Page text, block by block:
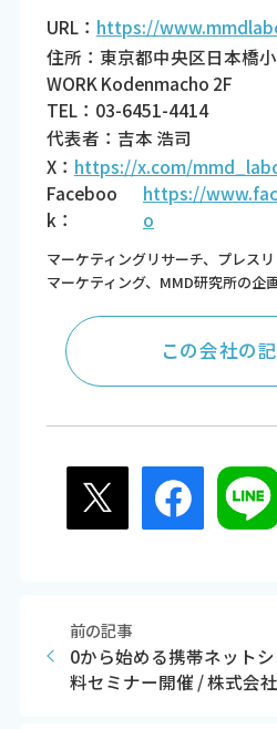
URL： https://
住所：東京都中央区日本橋
WORK Kodenmacho 2F
TEL：03-6451-4414
代表者：吉本 浩司
X： https://x.com/
Faceboo
k：
https://
o
マーケティングリサーチ、プレス
マーケティング、MMD研究所の企
この会社の
前の記事
0から始める携帯ネット
料セミナー開催 / 株式会